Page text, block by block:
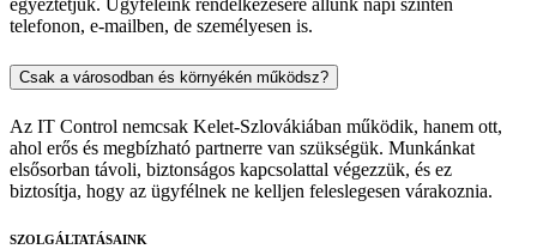
egyeztetjük. Ügyfeleink rendelkezésére állunk napi szinten
telefonon, e-mailben, de személyesen is.
Csak a városodban és környékén működsz?
Az IT Control nemcsak Kelet-Szlovákiában működik, hanem ott,
ahol erős és megbízható partnerre van szükségük. Munkánkat
elsősorban távoli, biztonságos kapcsolattal végezzük, és ez
biztosítja, hogy az ügyfélnek ne kelljen feleslegesen várakoznia.
SZOLGÁLTATÁSAINK